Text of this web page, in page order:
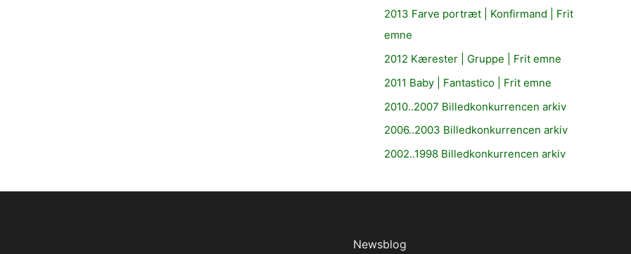
2013 Farve portræt | Konfirmand | Frit
emne
2012 Kærester | Gruppe | Frit emne
2011 Baby | Fantastico | Frit emne
2010..2007 Billedkonkurrencen arkiv
2006..2003 Billedkonkurrencen arkiv
2002..1998 Billedkonkurrencen arkiv
Newsblog